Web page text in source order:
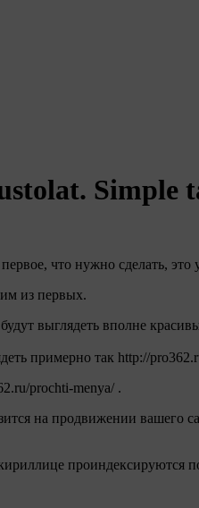
Simple
что нужно сделать, это
из первых.
выглядеть вполне
примерно так http://
prochti-menya/ .
на продвижении вашего